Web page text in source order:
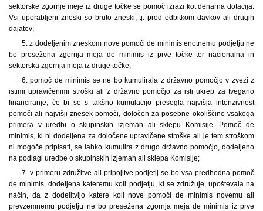
sektorske zgornje meje iz druge točke se pomoč izrazi kot denarna dotacija.
Vsi uporabljeni zneski so bruto zneski, tj. pred odbitkom davkov ali drugih
dajatev;
5. z dodeljenim zneskom nove pomoči de minimis enotnemu podjetju ne
bo presežena zgornja meja de minimis iz prve točke ter nacionalna in
sektorska zgornja meja iz druge točke;
6. pomoč de minimis se ne bo kumulirala z državno pomočjo v zvezi z
istimi upravičenimi stroški ali z državno pomočjo za isti ukrep za tvegano
financiranje, če bi se s takšno kumulacijo presegla najvišja intenzivnost
pomoči ali najvišji znesek pomoči, določen za posebne okoliščine vsakega
primera v uredbi o skupinskih izjemah ali sklepu Komisije. Pomoč de
minimis, ki ni dodeljena za določene upravičene stroške ali je tem stroškom
ni mogoče pripisati, se lahko kumulira z drugo državno pomočjo, dodeljeno
na podlagi uredbe o skupinskih izjemah ali sklepa Komisije;
7. v primeru združitve ali pripojitve podjetij se bo vsa predhodna pomoč
de minimis, dodeljena kateremu koli podjetju, ki se združuje, upoštevala na
način, da z dodelitvijo katere koli nove pomoči de minimis novemu ali
prevzemnemu podjetju ne bo presežena zgornja meja de minimis iz prve